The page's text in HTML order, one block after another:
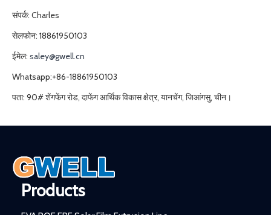
संपर्क: Charles
सेलफोन: 18861950103
ईमेल: saley@gwell.cn
Whatsapp:+86-18861950103
पता: 90# शेंगफेंग रोड, दाफेंग आर्थिक विकास क्षेत्र, यानचेंग, जिआंगसु, चीन।
Products